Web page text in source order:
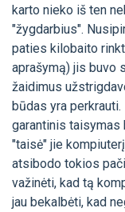
karto nieko iš ten
"žygdarbius".
paties kilobaito
aprašymą) jis buvo
žaidimus
būdas yra
garantinis
"taisė" jie
atsibodo tokios
važinėti, kad tą
jau bekalbėti, kad